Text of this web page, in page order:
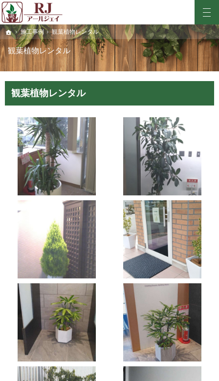
観葉植物レンタル
カーテン取り付けや鉢のレンタルもお任せください。金沢市・加賀市で庭の草刈りや剪定
金沢市・加賀市での除草や庭の草刈り・剪定・観葉植物のレンタルならRJ-アールジェイ
観葉植物レンタル
ホーム
施工事例 観葉植物レンタル